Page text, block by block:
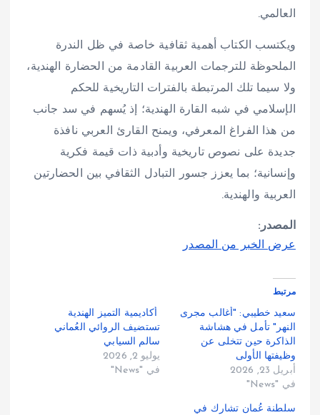
العالمي.
ويكتسب الكتاب أهمية ثقافية خاصة في ظل الندرة
الملحوظة للترجمات العربية القادمة من الحضارة الهندية،
ولا سيما تلك المرتبطة بالفترات التاريخية للحكم
الإسلامي في شبه القارة الهندية؛ إذ يُسهم في سد جانب
من هذا الفراغ المعرفي، ويمنح القارئ العربي نافذة
جديدة على نصوص تاريخية وأدبية ذات قيمة فكرية
وإنسانية؛ بما يعزز جسور التبادل الثقافي بين الحضارتين
العربية والهندية.
المصدر:
عرض الخبر من المصدر
مرتبط
سعيد خطيبي: "أغالب مجرى
النهر" تأمل في هشاشة
الذاكرة حين تتخلى عن
وظيفتها الأولى
أبريل 23, 2026
في "News"
أكاديمية التميز الهندية
تستضيف الروائي العُماني
سالم السيابي
يوليو 2, 2026
في "News"
سلطنة عُمان تشارك في